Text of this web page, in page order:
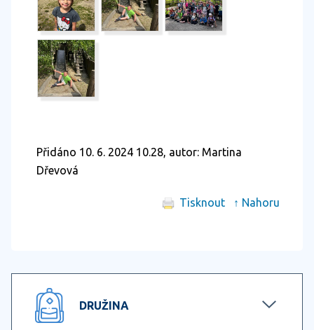
Přidáno 10. 6. 2024 10.28, autor: Martina
Dřevová
Tisknout ↑ Nahoru
DRUŽINA